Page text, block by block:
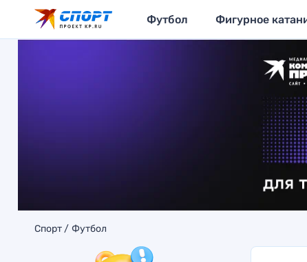
Футбол Фигурное
Спорт Футбол